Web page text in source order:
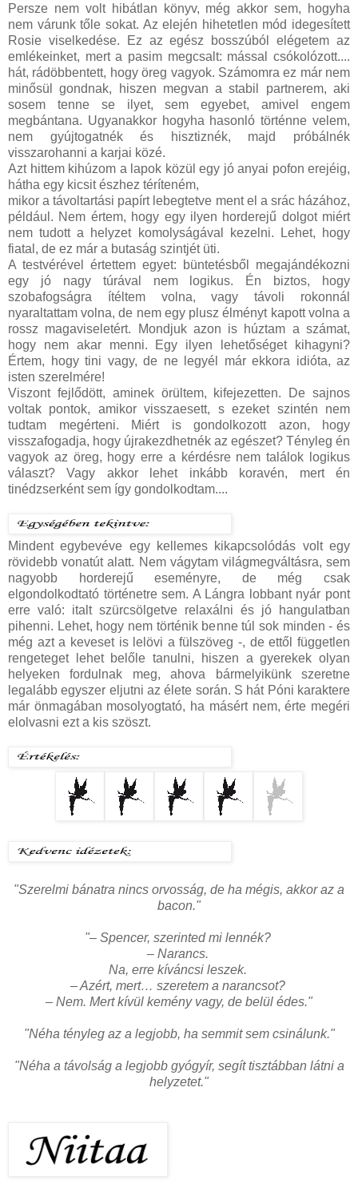
Persze nem volt hibátlan könyv, még akkor sem, hogyha
nem várunk tőle sokat. Az elején hihetetlen mód idegesített
Rosie viselkedése. Ez az egész bosszúból elégetem az
emlékeinket, mert a pasim megcsalt: mással csókolózott....
hát, rádöbbentett, hogy öreg vagyok. Számomra ez már nem
minősül gondnak, hiszen megvan a stabil partnerem, aki
sosem tenne se ilyet, sem egyebet, amivel engem
megbántana. Ugyanakkor hogyha hasonló történne velem,
nem gyújtogatnék és hisztiznék, majd próbálnék
visszarohanni a karjai közé.
Azt hittem kihúzom a lapok közül egy jó anyai pofon erejéig,
hátha egy kicsit észhez téríteném,
mikor a távoltartási papírt lebegtetve ment el a srác házához,
például. Nem értem, hogy egy ilyen horderejű dolgot miért
nem tudott a helyzet komolyságával kezelni. Lehet, hogy
fiatal, de ez már a butaság szintjét üti.
A testvérével értettem egyet: büntetésből megajándékozni
egy jó nagy túrával nem logikus. Én biztos, hogy
szobafogságra ítéltem volna, vagy távoli rokonnál
nyaraltattam volna, de nem egy plusz élményt kapott volna a
rossz magaviseletért. Mondjuk azon is húztam a számat,
hogy nem akar menni. Egy ilyen lehetőséget kihagyni?
Értem, hogy tini vagy, de ne legyél már ekkora idióta, az
isten szerelmére!
Viszont fejlődött, aminek örültem, kifejezetten. De sajnos
voltak pontok, amikor visszaesett, s ezeket szintén nem
tudtam megérteni. Miért is gondolkozott azon, hogy
visszafogadja, hogy újrakezdhetnék az egészet? Tényleg én
vagyok az öreg, hogy erre a kérdésre nem találok logikus
választ? Vagy akkor lehet inkább koravén, mert én
tinédzserként sem így gondolkodtam....
Mindent egybevéve egy kellemes kikapcsolódás volt egy
rövidebb vonatút alatt. Nem vágytam világmegváltásra, sem
nagyobb horderejű eseményre, de még csak
elgondolkodtató történetre sem. A Lángra lobbant nyár pont
erre való: italt szürcsölgetve relaxálni és jó hangulatban
pihenni. Lehet, hogy nem történik benne túl sok minden - és
még azt a keveset is lelövi a fülszöveg -, de ettől független
rengeteget lehet belőle tanulni, hiszen a gyerekek olyan
helyeken fordulnak meg, ahova bármelyikünk szeretne
legalább egyszer eljutni az élete során. S hát Póni karaktere
már önmagában mosolyogtató, ha másért nem, érte megéri
elolvasni ezt a kis szöszt.
"Szerelmi bánatra nincs orvosság, de ha mégis, akkor az a
bacon."
"– Spencer, szerinted mi lennék?
– Narancs.
Na, erre kíváncsi leszek.
– Azért, mert… szeretem a narancsot?
– Nem. Mert kívül kemény vagy, de belül édes."
"Néha tényleg az a legjobb, ha semmit sem csinálunk."
"Néha a távolság a legjobb gyógyír, segít tisztábban látni a
helyzetet."